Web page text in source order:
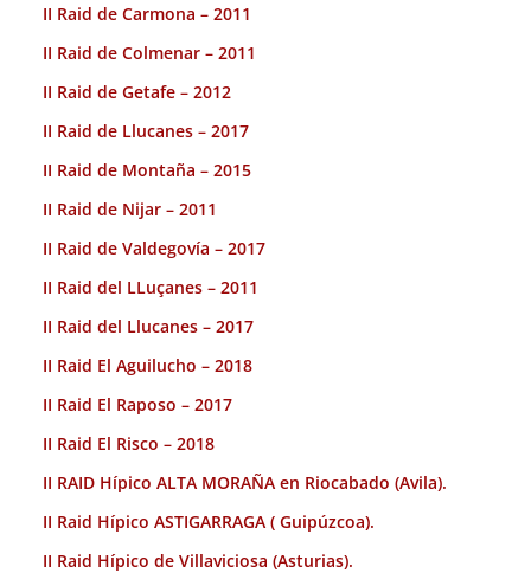
II Raid de Carmona – 2011
II Raid de Colmenar – 2011
II Raid de Getafe – 2012
II Raid de Llucanes – 2017
II Raid de Montaña – 2015
II Raid de Nijar – 2011
II Raid de Valdegovía – 2017
II Raid del LLuçanes – 2011
II Raid del Llucanes – 2017
II Raid El Aguilucho – 2018
II Raid El Raposo – 2017
II Raid El Risco – 2018
II RAID Hípico ALTA MORAÑA en Riocabado (Avila).
II Raid Hípico ASTIGARRAGA ( Guipúzcoa).
II Raid Hípico de Villaviciosa (Asturias).